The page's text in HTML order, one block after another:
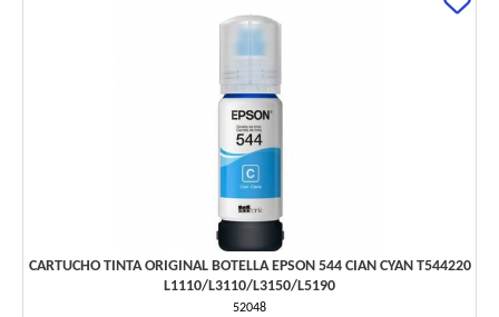
CARTUCHO TINTA ORIGINAL BOTELLA EPSON 544 CIAN CYAN T544220
L1110/L3110/L3150/L5190
52048